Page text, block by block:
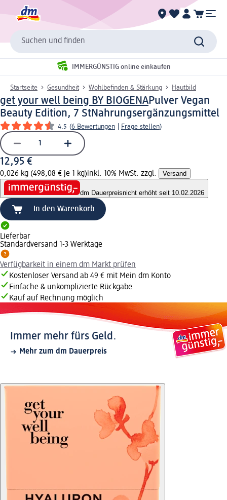
Suchen und finden
IMMERGÜNSTIG online einkaufen
Startseite Gesundheit Wohlbefinden & Stärkung Hautbild
get your well being BY BIOGENAPulver Vegan
Beauty Edition, 7 StNahrungsergänzungsmittel
4.5 (6 Bewertungen Frage stellen)
12,95 €
0,026 kg (498,08 € je 1 kg)inkl. 10% MwSt. zzgl. Versand
dm Dauerpreisnicht erhöht seit 10.02.2026
In den Warenkorb
Lieferbar
Standardversand 1-3 Werktage
Verfügbarkeit in einem dm Markt prüfen
Kostenloser Versand ab 49 € mit Mein dm Konto
Einfache & unkomplizierte Rückgabe
Kauf auf Rechnung möglich
Immer mehr fürs Geld.
Mehr zum dm Dauerpreis